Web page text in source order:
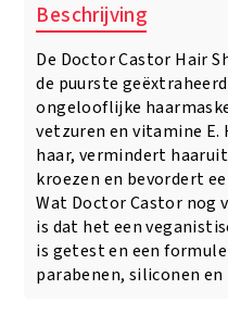
10oz/300ml
aantal
Beschrijving
De Doctor Castor Hair
de puurste
ongelooflijke
vetzuren en vitamine
haar, vermindert
kroezen en bevordert
Wat Doctor Castor nog
is dat het een
is getest en een
parabenen, siliconen